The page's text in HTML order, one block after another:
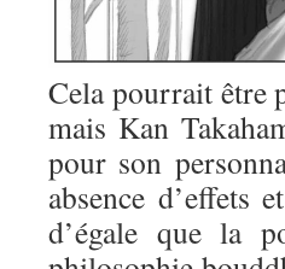
Cela pourrait être
mais Kan
pour son
absence d’effets
d’égale que la